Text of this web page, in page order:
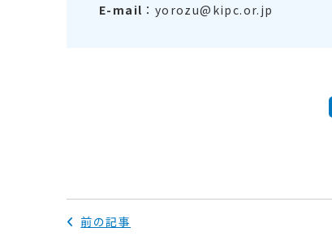
E-mail ：yorozu@kipc.or.jp
前の記事